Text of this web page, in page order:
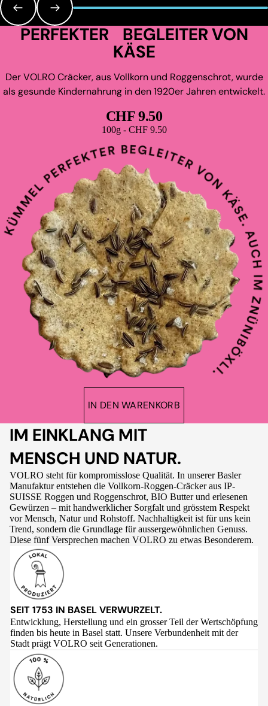
PERFEKTER BEGLEITER VON
KÄSE
Der VOLRO Cräcker, aus Vollkorn und Roggenschrot, wurde
als gesunde Kindernahrung in den 1920er Jahren entwickelt.
CHF 9.50
Grundpreis
100g - CHF 9.50
IN DEN WARENKORB
IM EINKLANG MIT
MENSCH UND NATUR.
VOLRO steht für kompromisslose Qualität. In unserer Basler
Manufaktur entstehen die Vollkorn-Roggen-Cräcker aus IP-
SUISSE Roggen und Roggenschrot, BIO Butter und erlesenen
Gewürzen – mit handwerklicher Sorgfalt und grösstem Respekt
vor Mensch, Natur und Rohstoff. Nachhaltigkeit ist für uns kein
Trend, sondern die Grundlage für aussergewöhnlichen Genuss.
Diese fünf Versprechen machen VOLRO zu etwas Besonderem.
SEIT 1753 IN BASEL VERWURZELT.
Entwicklung, Herstellung und ein grosser Teil der Wertschöpfung
finden bis heute in Basel statt. Unsere Verbundenheit mit der
Stadt prägt VOLRO seit Generationen.